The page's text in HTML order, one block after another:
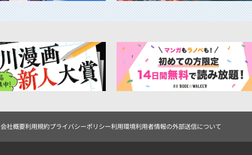
会社概要利用規約プライバシーポリシー利用環境利用者情報の外部送信について